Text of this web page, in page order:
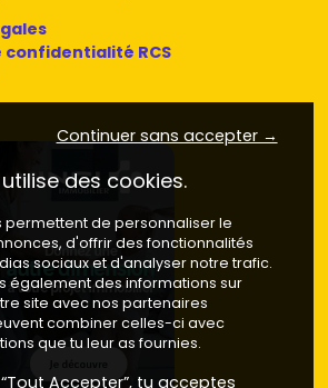
confidentialité RCS
Continuer sans accepter →
des cookies.
permettent de personnaliser le
d'offrir des fonctionnalités
sociaux et d'analyser notre trafic.
également des informations sur
site avec nos partenaires
combiner celles-ci avec
que tu leur as fournies.
Accepter”, tu acceptes